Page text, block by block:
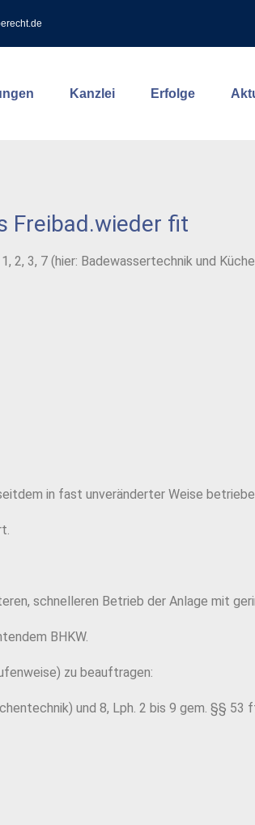
Kanzlei Erfolge
Freibad.wieder fit
2, 3, 7 (hier: Badewassertechnik und
in fast unveränderter Weise
schnelleren Betrieb der Anlage mit
BHKW.
zu beauftragen:
und 8, Lph. 2 bis 9 gem. §§ 53